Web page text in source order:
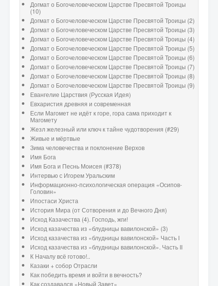
Догмат о Богочеловеческом Царстве Пресвятой Троицы
(10)
Догмат о Богочеловеческом Царстве Пресвятой Троицы (2)
Догмат о Богочеловеческом Царстве Пресвятой Троицы (3)
Догмат о Богочеловеческом Царстве Пресвятой Троицы (4)
Догмат о Богочеловеческом Царстве Пресвятой Троицы (5)
Догмат о Богочеловеческом Царстве Пресвятой Троицы (6)
Догмат о Богочеловеческом Царстве Пресвятой Троицы (7)
Догмат о Богочеловеческом Царстве Пресвятой Троицы (8)
Догмат о Богочеловеческом Царстве Пресвятой Троицы (9)
Евангелие Царствия (Русская Идея)
Евхаристия древняя и современная
Если Магомет не идёт к горе, гора сама приходит к
Магомету
Жезл железный или ключ к тайне чудотворения (#29)
Живые и мёртвые
Зима человечества и поклонение Верхов
Имя Бога
Имя Бога и Песнь Моисея (#378)
Интервью с Игорем Уральским
Информационно-психологическая операция «Осипов-
Головин»
Ипостаси Христа
История Мира (от Сотворения и до Вечного Дня)
Исход Казачества (4). Господь, жги!
Исход казачества из «блудницы вавилонской» (3)
Исход казачества из «блудницы вавилонской» Часть I
Исход казачества из «блудницы вавилонской». Часть II
К Началу всё готово!..
Казаки + собор Отрасли
Как победить время и войти в вечность?
Как создавался «Новый Завет»